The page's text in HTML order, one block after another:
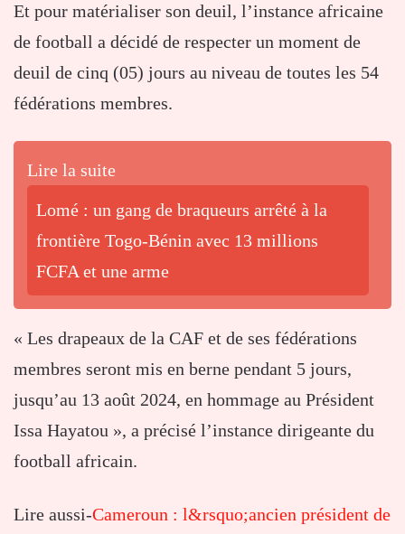
Et pour matérialiser son deuil, l’instance africaine
de football a décidé de respecter un moment de
deuil de cinq (05) jours au niveau de toutes les 54
fédérations membres.
Lire la suite
Lomé : un gang de braqueurs arrêté à la
frontière Togo-Bénin avec 13 millions
FCFA et une arme
« Les drapeaux de la CAF et de ses fédérations
membres seront mis en berne pendant 5 jours,
jusqu’au 13 août 2024, en hommage au Président
Issa Hayatou », a précisé l’instance dirigeante du
football africain.
Lire aussi-Cameroun : l&rsquo;ancien président de